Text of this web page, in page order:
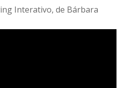
Interativo, de Bárbara